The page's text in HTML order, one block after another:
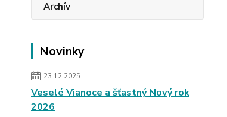
Archív
Novinky
23.12.2025
Veselé Vianoce a šťastný Nový rok
2026